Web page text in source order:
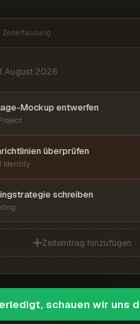
August 2026
Mockup entwerfen
überprüfen
Identity
schreiben
Zeiteintrag hinzufügen
schauen wir uns